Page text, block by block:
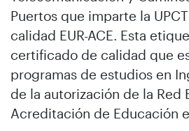
Puertos que imparte la
calidad EUR-ACE. Esta
certificado de calidad que
programas de estudios en
de la autorización de la Red
Acreditación de Educación